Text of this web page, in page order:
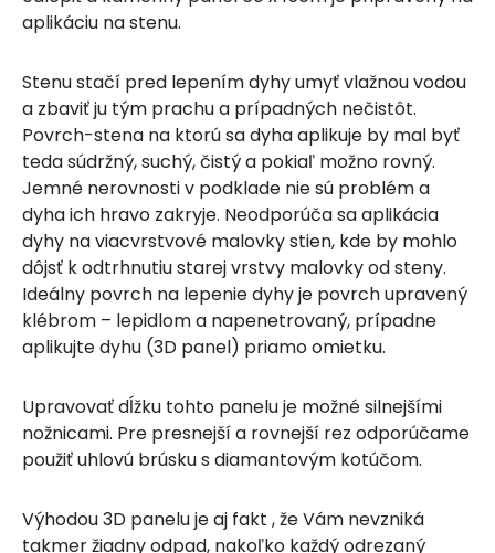
aplikáciu na stenu.
Stenu stačí pred lepením dyhy umyť vlažnou vodou
a zbaviť ju tým prachu a prípadných nečistôt.
Povrch-stena na ktorú sa dyha aplikuje by mal byť
teda súdržný, suchý, čistý a pokiaľ možno rovný.
Jemné nerovnosti v podklade nie sú problém a
dyha ich hravo zakryje. Neodporúča sa aplikácia
dyhy na viacvrstvové malovky stien, kde by mohlo
dôjsť k odtrhnutiu starej vrstvy malovky od steny.
Ideálny povrch na lepenie dyhy je povrch upravený
klébrom – lepidlom a napenetrovaný, prípadne
aplikujte dyhu (3D panel) priamo omietku.
Upravovať dĺžku tohto panelu je možné silnejšími
nožnicami. Pre presnejší a rovnejší rez odporúčame
použiť uhlovú brúsku s diamantovým kotúčom.
Výhodou 3D panelu je aj fakt , že Vám nevzniká
takmer žiadny odpad, nakoľko každý odrezaný